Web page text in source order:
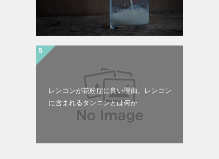
レンコンが花粉症に良い理由。レンコン
に含まれるタンニンとは何か